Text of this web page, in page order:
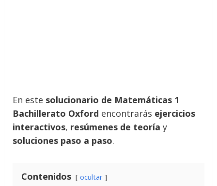
En este solucionario de Matemáticas 1
Bachillerato Oxford encontrarás ejercicios
interactivos, resúmenes de teoría y
soluciones paso a paso.
Contenidos ocultar